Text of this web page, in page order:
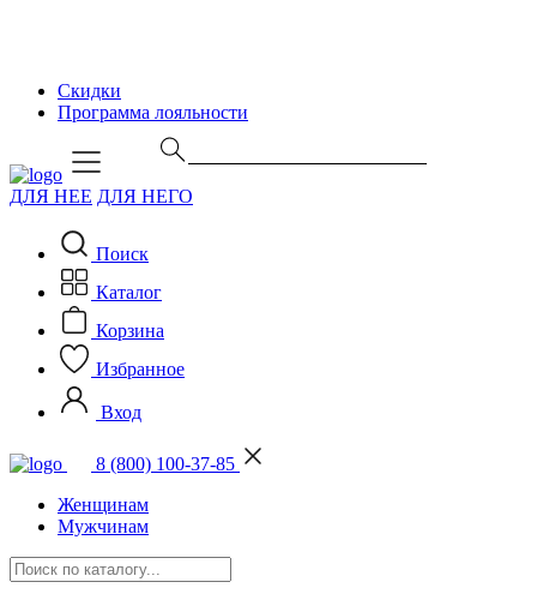
Скидки
Программа лояльности
ДЛЯ НЕЕ ДЛЯ НЕГО
Поиск
Каталог
Корзина
Избранное
Вход
8 (800) 100-37-85
Женщинам
Мужчинам